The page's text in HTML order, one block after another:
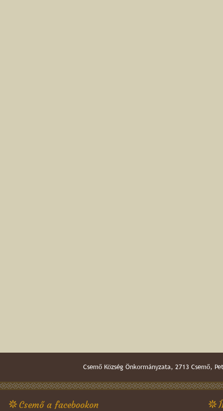
Csemő Község Önkormányzata, 2713
Csemő a facebookon